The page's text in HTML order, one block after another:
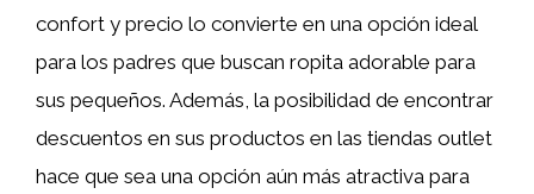
confort y precio lo convierte en una opción ideal
para los padres que buscan ropita adorable para
sus pequeños. Además, la posibilidad de encontrar
descuentos en sus productos en las tiendas outlet
hace que sea una opción aún más atractiva para